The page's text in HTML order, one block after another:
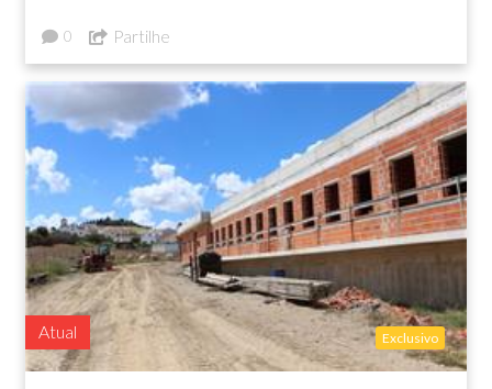
0 Partilhe
Atual Exclusivo